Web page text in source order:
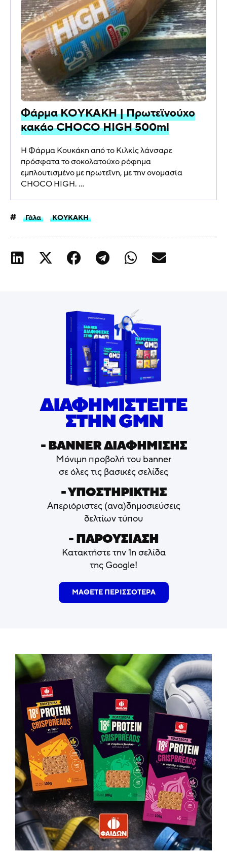
Φάρμα ΚΟΥΚΑΚΗ | Πρωτεϊνούχο
κακάο CHOCO HIGH 500ml
Η Φάρμα Κουκάκη από το Κιλκίς λάνσαρε
πρόσφατα το σοκολατούχο ρόφημα
εμπλουτισμένο με πρωτεΐνη, με την ονομασία
CHOCO HIGH. ...
Γάλα ΚΟΥΚΑΚΗ
ΔΙΑΦΗΜΙΣΤΕΙΤΕ
ΣΤΗΝ GMN
- ΒΑNNER ΔΙΑΦΗΜΙΣΗΣ
Μόνιμη προβολή του banner
σε όλες τις βασικές σελίδες
- ΥΠΟΣΤΗΡΙΚΤΗΣ
Απεριόριστες (ανα)δημοσιεύσεις
δελτίων τύπου
- ΠΑΡΟΥΣΙΑΣΗ
Κατακτήστε την 1η σελίδα
της Google!
ΜΑΘΕΤΕ ΠΕΡΙΣΣΟΤΕΡΑ